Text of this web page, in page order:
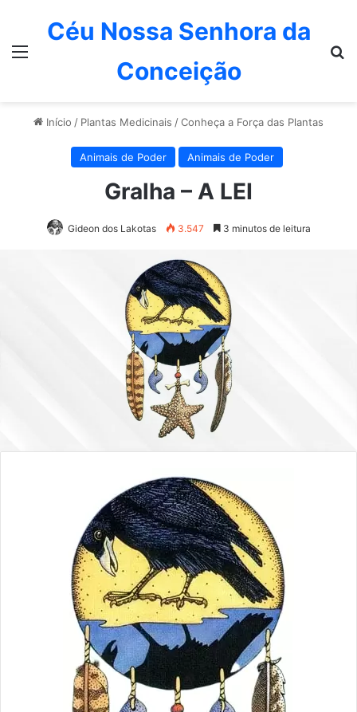
Céu Nossa Senhora da
Conceição
Início / Plantas Medicinais /Conheça a Força das Plantas
Animais de Poder Animais de Poder
Gralha – A LEI
Gideon dos Lakotas 3.547 3 minutos de leitura